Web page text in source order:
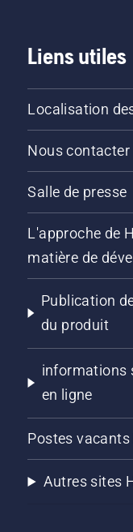
Liens utiles
Localisation
Nous contacter
Salle de presse
L'approche de
matière de
Publication
du produit
informations
en ligne
Postes
Autres sites